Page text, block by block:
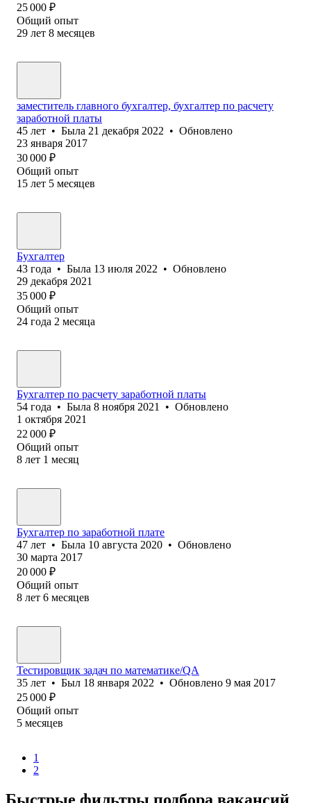
25 000 ₽
Общий опыт
29 лет 8 месяцев
заместитель главного бухгалтер, бухгалтер по расчету
заработной платы
45 лет • Была 21 декабря 2022 • Обновлено
23 января 2017
30 000 ₽
Общий опыт
15 лет 5 месяцев
Бухгалтер
43 года • Была 13 июля 2022 • Обновлено
29 декабря 2021
35 000 ₽
Общий опыт
24 года 2 месяца
Бухгалтер по расчету заработной платы
54 года • Была 8 ноября 2021 • Обновлено
1 октября 2021
22 000 ₽
Общий опыт
8 лет 1 месяц
Бухгалтер по заработной плате
47 лет • Была 10 августа 2020 • Обновлено
30 марта 2017
20 000 ₽
Общий опыт
8 лет 6 месяцев
Тестировщик задач по математике/QA
35 лет • Был 18 января 2022 • Обновлено 9 мая 2017
25 000 ₽
Общий опыт
5 месяцев
1
2
Быстрые фильтры подбора вакансий